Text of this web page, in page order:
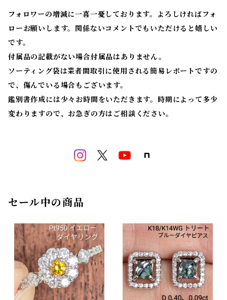
フォロワーの増減に一喜一憂しております。よろしければフォ
ローお願いします。関係ないコメントでもいただけると嬉しい
です。
付属品の記載がない場合付属品はありません。
ソーティング袋は業者間取引に使用される簡易レポートですの
で、傷んでいる場合もございます。
鑑別書作成には少々お時間をいただきます。時期によって多少
変わりますので、お急ぎの方はご相談ください。
セール中の商品